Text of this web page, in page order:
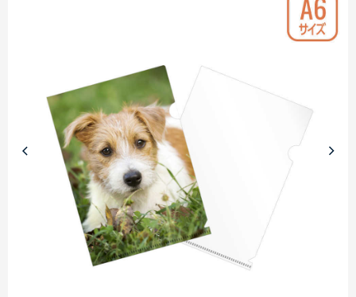
商品カテゴリーから探す
ターゲットから探す
目的・シーンから探す